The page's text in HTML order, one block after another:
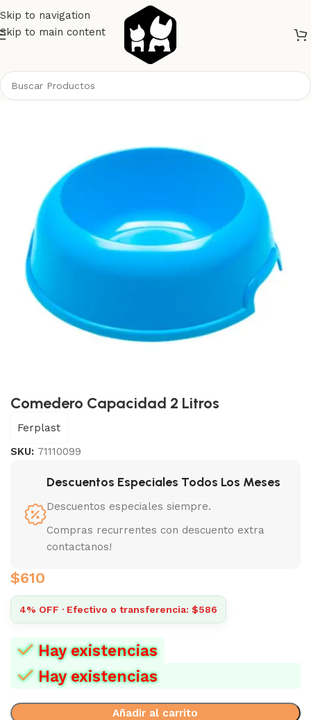
Skip to navigation
Skip to main content
Comedero Capacidad 2 Litros
Ferplast
SKU: 71110099
Descuentos Especiales Todos Los Meses
Descuentos especiales siempre.
Compras recurrentes con descuento extra
contactanos!
$610
4% OFF · Efectivo o transferencia: $586
Hay existencias
Hay existencias
Añadir al carrito